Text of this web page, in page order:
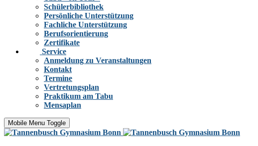
Schülerbibliothek
Persönliche Unterstützung
Fachliche Unterstützung
Berufsorientierung
Zertifikate
Service
Anmeldung zu Veranstaltungen
Kontakt
Termine
Vertretungsplan
Praktikum am Tabu
Mensaplan
Mobile Menu Toggle